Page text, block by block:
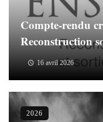
Compte-rendu
Reconstruction
16 avril 2026
2026